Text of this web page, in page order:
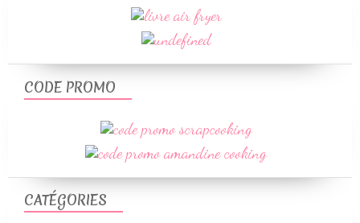
CATÉGORIES
CODE PROMO